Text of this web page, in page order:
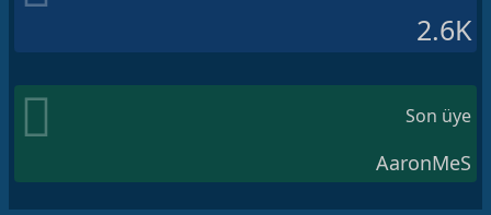
2.6K
Son üye
AaronMeS